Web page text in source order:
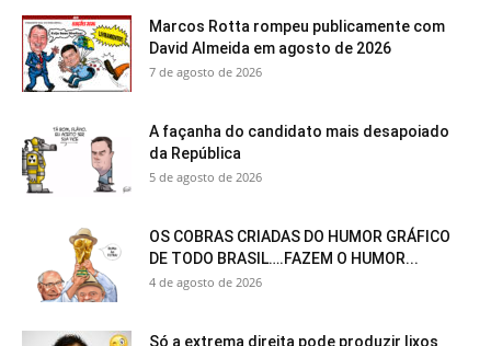
Marcos Rotta rompeu publicamente com
David Almeida em agosto de 2026
7 de agosto de 2026
A façanha do candidato mais desapoiado
da República
5 de agosto de 2026
OS COBRAS CRIADAS DO HUMOR GRÁFICO
DE TODO BRASIL….FAZEM O HUMOR...
4 de agosto de 2026
Só a extrema direita pode produzir lixos